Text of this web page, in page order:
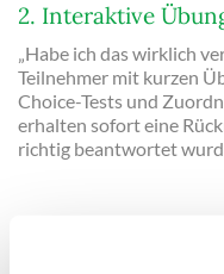
2. Interaktive
„Habe ich das wirklich
Teilnehmer mit kurzen
Choice-Tests und
erhalten sofort eine
richtig beantwortet
3. Arbeitshilfe für